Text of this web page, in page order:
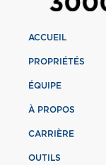
ACCUEIL
PROPRIÉTÉS
ÉQUIPE
À PROPOS
CARRIÈRE
OUTILS